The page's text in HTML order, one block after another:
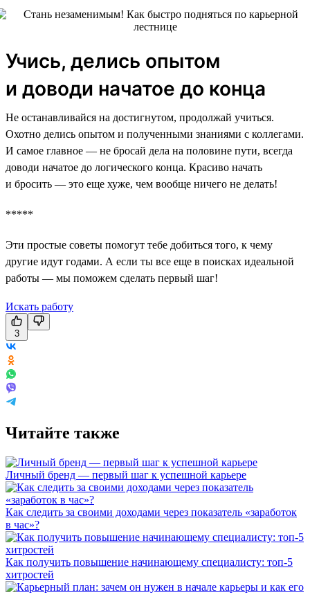
Учись, делись опытом
и доводи начатое до конца
Не останавливайся на достигнутом, продолжай учиться.
Охотно делись опытом и полученными знаниями с коллегами.
И самое главное — не бросай дела на половине пути, всегда
доводи начатое до логического конца. Красиво начать
и бросить — это еще хуже, чем вообще ничего не делать!
*****
Эти простые советы помогут тебе добиться того, к чему
другие идут годами. А если ты все еще в поисках идеальной
работы — мы поможем сделать первый шаг!
Искать работу
3
Читайте также
Личный бренд — первый шаг к успешной карьере
Как следить за своими доходами через показатель «заработок
в час»?
Как получить повышение начинающему специалисту: топ-5
хитростей